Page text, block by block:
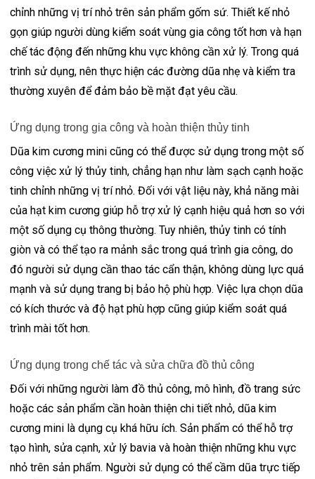
chỉnh những vị trí nhỏ trên sản phẩm gốm sứ. Thiết kế nhỏ
gọn giúp người dùng kiểm soát vùng gia công tốt hơn và hạn
chế tác động đến những khu vực không cần xử lý. Trong quá
trình sử dụng, nên thực hiện các đường dũa nhẹ và kiểm tra
thường xuyên để đảm bảo bề mặt đạt yêu cầu.
Ứng dụng trong gia công và hoàn thiện thủy tinh
Dũa kim cương mini cũng có thể được sử dụng trong một số
công việc xử lý thủy tinh, chẳng hạn như làm sạch cạnh hoặc
tinh chỉnh những vị trí nhỏ. Đối với vật liệu này, khả năng mài
của hạt kim cương giúp hỗ trợ xử lý cạnh hiệu quả hơn so với
một số dụng cụ thông thường. Tuy nhiên, thủy tinh có tính
giòn và có thể tạo ra mảnh sắc trong quá trình gia công, do
đó người sử dụng cần thao tác cẩn thận, không dùng lực quá
mạnh và sử dụng trang bị bảo hộ phù hợp. Việc lựa chọn dũa
có kích thước và độ hạt phù hợp cũng giúp kiểm soát quá
trình mài tốt hơn.
Ứng dụng trong chế tác và sửa chữa đồ thủ công
Đối với những người làm đồ thủ công, mô hình, đồ trang sức
hoặc các sản phẩm cần hoàn thiện chi tiết nhỏ, dũa kim
cương mini là dụng cụ khá hữu ích. Sản phẩm có thể hỗ trợ
tạo hình, sửa cạnh, xử lý bavia và hoàn thiện những khu vực
nhỏ trên sản phẩm. Người sử dụng có thể cầm dũa trực tiếp